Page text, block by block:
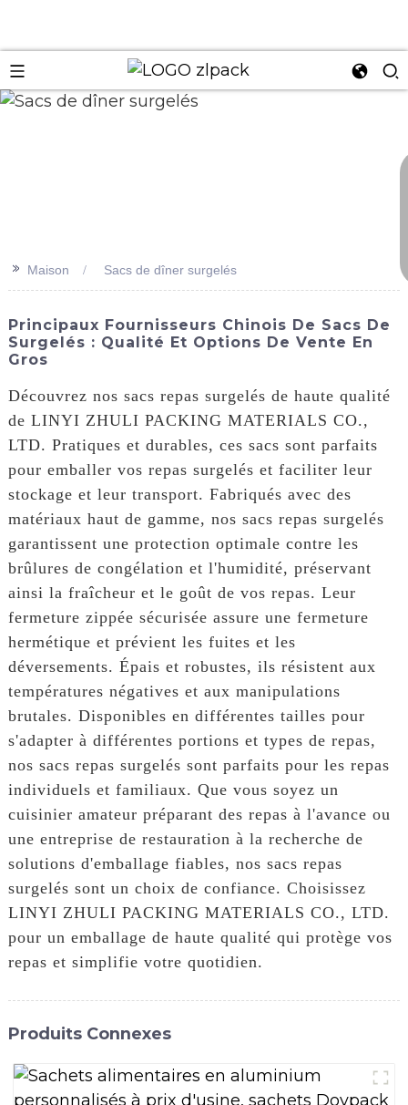
>> Maison Sacs de dîner surgelés
Principaux Fournisseurs Chinois De Sacs De
Surgelés : Qualité Et Options De Vente En
Gros
Découvrez nos sacs repas surgelés de haute qualité
de LINYI ZHULI PACKING MATERIALS CO.,
LTD. Pratiques et durables, ces sacs sont parfaits
pour emballer vos repas surgelés et faciliter leur
stockage et leur transport. Fabriqués avec des
matériaux haut de gamme, nos sacs repas surgelés
garantissent une protection optimale contre les
brûlures de congélation et l'humidité, préservant
ainsi la fraîcheur et le goût de vos repas. Leur
fermeture zippée sécurisée assure une fermeture
hermétique et prévient les fuites et les
déversements. Épais et robustes, ils résistent aux
températures négatives et aux manipulations
brutales. Disponibles en différentes tailles pour
s'adapter à différentes portions et types de repas,
nos sacs repas surgelés sont parfaits pour les repas
individuels et familiaux. Que vous soyez un
cuisinier amateur préparant des repas à l'avance ou
une entreprise de restauration à la recherche de
solutions d'emballage fiables, nos sacs repas
surgelés sont un choix de confiance. Choisissez
LINYI ZHULI PACKING MATERIALS CO., LTD.
pour un emballage de haute qualité qui protège vos
repas et simplifie votre quotidien.
Produits Connexes